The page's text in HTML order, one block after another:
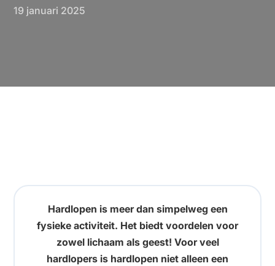
19 januari 2025
Hardlopen is meer dan simpelweg een
fysieke activiteit. Het biedt voordelen voor
zowel lichaam als geest! Voor veel
hardlopers is hardlopen niet alleen een
Veelgestelde vragen